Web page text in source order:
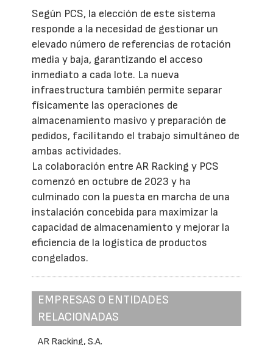
Según PCS, la elección de este sistema
responde a la necesidad de gestionar un
elevado número de referencias de rotación
media y baja, garantizando el acceso
inmediato a cada lote. La nueva
infraestructura también permite separar
físicamente las operaciones de
almacenamiento masivo y preparación de
pedidos, facilitando el trabajo simultáneo de
ambas actividades.
La colaboración entre AR Racking y PCS
comenzó en octubre de 2023 y ha
culminado con la puesta en marcha de una
instalación concebida para maximizar la
capacidad de almacenamiento y mejorar la
eficiencia de la logística de productos
congelados.
EMPRESAS O ENTIDADES
RELACIONADAS
AR Racking, S.A.